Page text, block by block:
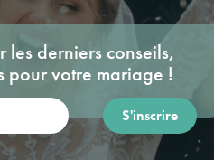
derniers conseils,
pour votre mariage !